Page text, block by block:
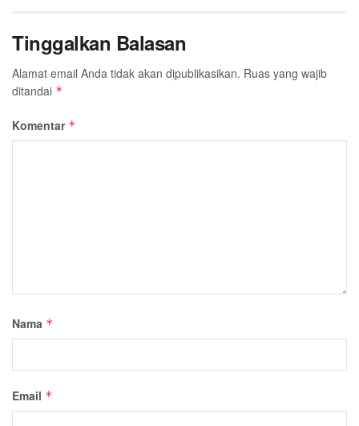
Tinggalkan Balasan
Alamat email Anda tidak akan dipublikasikan. Ruas yang wajib
ditandai *
Komentar *
Nama *
Email *